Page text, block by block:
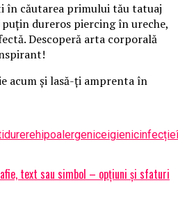
în căutarea primului tău tatuaj
dureros piercing în ureche,
Descoperă arta corporală
acum și lasă-ți amprenta în
durerehipoalergeniceigienicinfecție
text sau simbol – opțiuni și sfaturi